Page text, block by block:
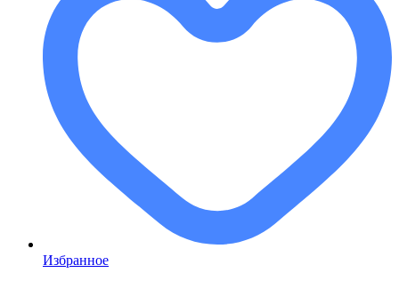
Избранное